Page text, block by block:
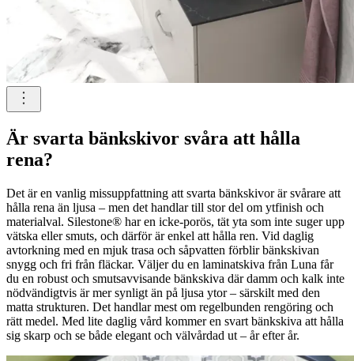
Är svarta bänkskivor svåra att hålla
rena?
Det är en vanlig missuppfattning att svarta bänkskivor är svårare att
hålla rena än ljusa – men det handlar till stor del om ytfinish och
materialval. Silestone® har en icke-porös, tät yta som inte suger upp
vätska eller smuts, och därför är enkel att hålla ren. Vid daglig
avtorkning med en mjuk trasa och såpvatten förblir bänkskivan
snygg och fri från fläckar. Väljer du en laminatskiva från Luna får
du en robust och smutsavvisande bänkskiva där damm och kalk inte
nödvändigtvis är mer synligt än på ljusa ytor – särskilt med den
matta strukturen. Det handlar mest om regelbunden rengöring och
rätt medel. Med lite daglig vård kommer en svart bänkskiva att hålla
sig skarp och se både elegant och välvårdad ut – år efter år.